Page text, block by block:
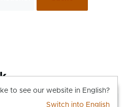
to see our website in English?
Switch into English